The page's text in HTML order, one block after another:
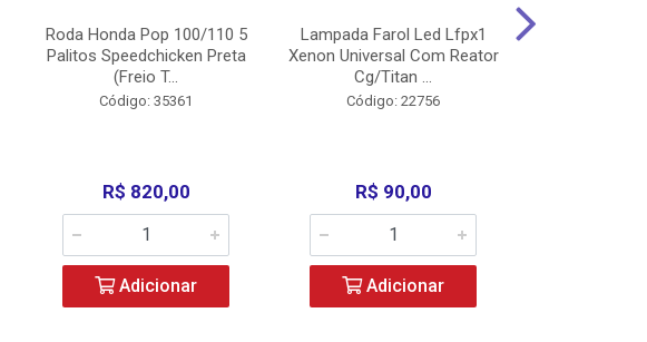
Roda Honda Pop 100/110 5
Palitos Speedchicken Preta
(Freio T...
Código: 35361
R$ 820,00
Adicionar
Lampada Farol Led Lfpx1
Xenon Universal Com Reator
Cg/Titan ...
Código: 22756
R$ 90,00
Adicionar